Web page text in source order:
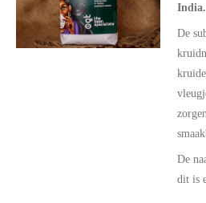
India.
De
De
dit is